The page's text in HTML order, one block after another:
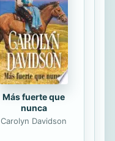
Más fuerte que
nunca
Carolyn Davidson